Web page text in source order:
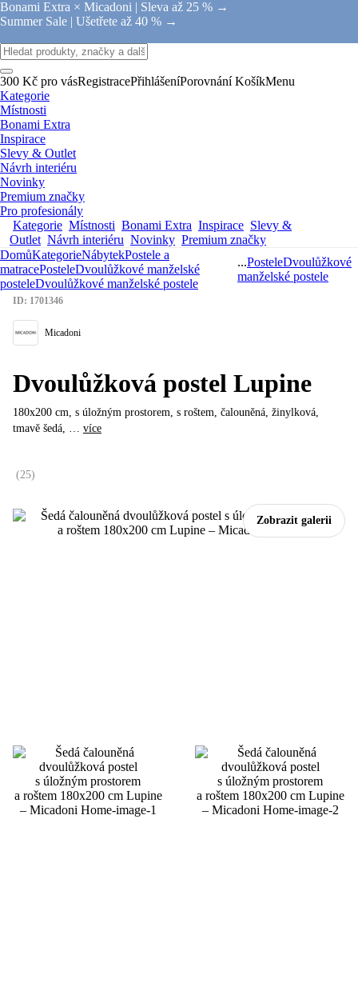
Bonami Extra × Micadoni | Sleva až 25 % →
Summer Sale | Ušetřete až 40 % →
300 Kč pro vásRegistracePřihlášeníPorovnání KošíkMenu
Kategorie
Místnosti
Bonami Extra
Inspirace
Slevy & Outlet
Návrh interiéru
Novinky
Premium značky
Pro profesionály
Kategorie Místnosti Bonami Extra Inspirace Slevy &
Outlet Návrh interiéru Novinky Premium značky
DomůKategorieNábytekPostele a
matracePosteleDvoulůžkové manželské
posteleDvoulůžkové manželské postele
...PosteleDvoulůžkové
manželské postele
Zobrazit galerii
ID: 1701346
Micadoni
Dvoulůžková postel Lupine
180x200 cm, s úložným prostorem, s roštem, čalouněná, žinylková,
tmavě šedá, … více
(25)